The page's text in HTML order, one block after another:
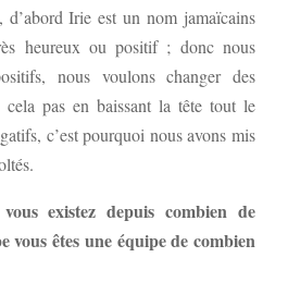
Irie est un nom jamaïcains
heureux ou positif ; donc nous
nous voulons changer des
cela pas en baissant la tête tout le
c’est pourquoi nous avons mis
existez depuis combien de
vous êtes une équipe de combien